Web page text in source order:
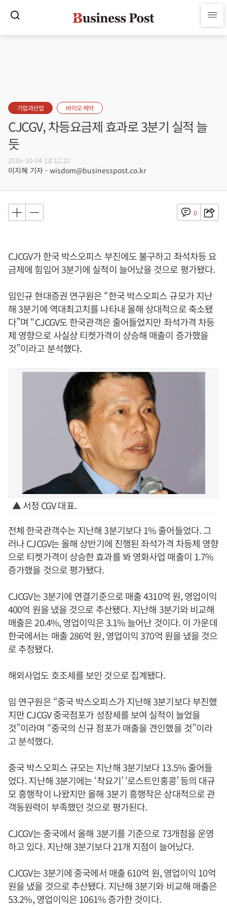
기업과산업 바이오·제약
CJCGV, 차등요금제 효과로 3분기 실적 늘
듯
2016-10-04 18:12:22
이지혜 기자 - wisdom@businesspost.co.kr
0
CJCGV가 한국 박스오피스 부진에도 불구하고 좌석차등 요
금제에 힘입어 3분기에 실적이 늘어났을 것으로 평가됐다.
임인규 현대증권 연구원은 “한국 박스오피스 규모가 지난
해 3분기에 역대최고치를 나타내 올해 상대적으로 축소됐
다”며 “CJCGV도 한국관객은 줄어들었지만 좌석가격 차등
제 영향으로 사실상 티켓가격이 상승해 매출이 증가했을
것”이라고 분석했다.
▲ 서정 CGV 대표.
전체 한국관객수는 지난해 3분기보다 1% 줄어들었다. 그
러나 CJCGV는 올해 상반기에 진행된 좌석가격 차등제 영향
으로 티켓가격이 상승한 효과를 봐 영화사업 매출이 1.7%
증가했을 것으로 평가됐다.
CJCGV는 3분기에 연결기준으로 매출 4310억 원, 영업이익
400억 원을 냈을 것으로 추산됐다. 지난해 3분기와 비교해
매출은 20.4%, 영업이익은 3.1% 늘어난 것이다. 이 가운데
한국에서는 매출 286억 원, 영업이익 370억 원을 냈을 것으
로 추정됐다.
해외사업도 호조세를 보인 것으로 집계됐다.
임 연구원은 “중국 박스오피스가 지난해 3분기보다 부진했
지만 CJCGV 중국점포가 성장세를 보여 실적이 늘었을
것”이라며 “중국의 신규 점포가 매출을 견인했을 것”이라
고 분석했다.
중국 박스오피스 규모는 지난해 3분기보다 13.5% 줄어들
었다. 지난해 3분기에는 ‘착요기’ ‘로스트인홍콩’ 등의 대규
모 흥행작이 나왔지만 올해 3분기 흥행작은 상대적으로 관
객동원력이 부족했던 것으로 평가된다.
CJCGV는 중국에서 올해 3분기를 기준으로 73개점을 운영
하고 있다. 지난해 3분기보다 21개 지점이 늘어났다.
CJCGV는 3분기에 중국에서 매출 610억 원, 영업이익 10억
원을 냈을 것으로 추산됐다. 지난해 3분기와 비교해 매출은
53.2%, 영업이익은 1061% 증가한 것이다.